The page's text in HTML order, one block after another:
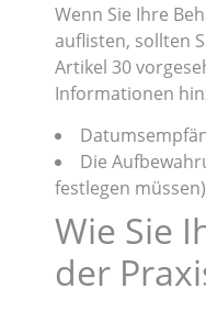
Wenn Sie Ihre
auflisten, sollten
Artikel 30
Informationen
Die
festlegen
Wie Sie
der